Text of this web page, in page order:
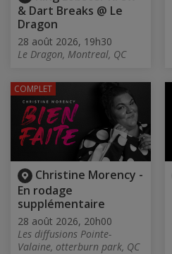
& Dart Breaks @ Le
Dragon
28 août 2026, 19h30
Le Dragon, Montreal, QC
Christine Morency -
En rodage
supplémentaire
28 août 2026, 20h00
Les diffusions Pointe-
Valaine, otterburn park, QC
COMPLET